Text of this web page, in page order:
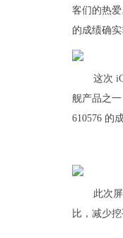
客们的热
的成绩确实
这次
舰产品之
610576 的
此次
比，减少